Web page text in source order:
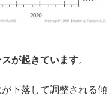
が起きています。
下落して調整される傾